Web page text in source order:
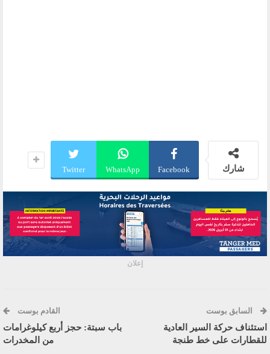
شارك Facebook
WhatsApp
Twitter
إعلان
السابق بوست
استئناف حركة السير العادية
للقطارات على خط طنجة
القادم بوست
باب سبتة: حجز أربع كيلوغرامات
من المخدرات